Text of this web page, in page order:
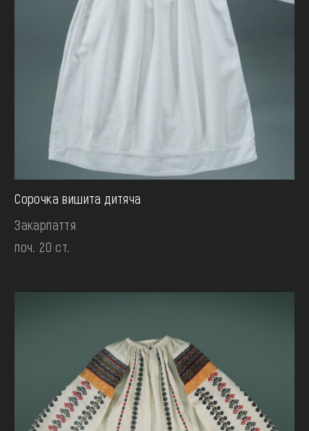
Сорочка вишита дитяча
Закарпаття
поч. 20 ст.